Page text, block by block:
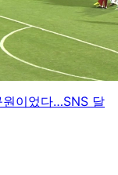
이었다…SNS 달